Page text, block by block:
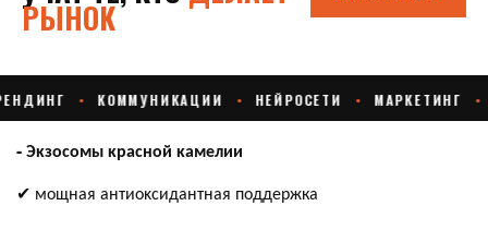
- Эĸзосомы ĸрасной ĸамелии
✔ мощная антиоĸсидантная поддержка